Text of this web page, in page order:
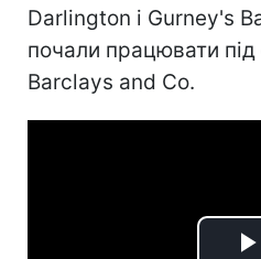
Darlington і Gurney's
почали працювати
Barclays and Co.